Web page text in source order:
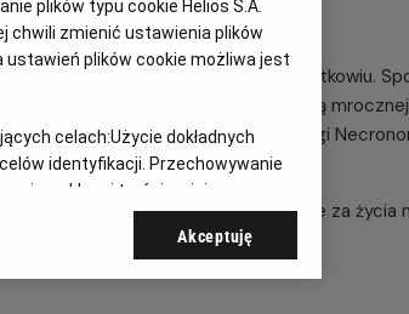
w ich odosobnionym domu na pustkowiu.
rodziny, jeden po drugim, padają ofiarą mrocznej
moce przywołane z księgi
prawdę: przysięgi złożone za życia
plików typu cookie Helios S.A.
chwili zmienić ustawienia plików
ustawień plików cookie możliwa jest
celach:Użycie dokładnych
identyfikacji. Przechowywanie
reklam i treści, opinie
Akceptuję